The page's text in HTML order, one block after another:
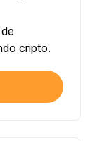
cripto.